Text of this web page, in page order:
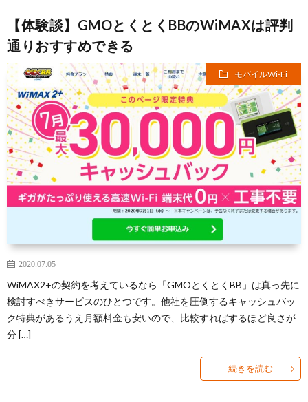
【体験談】GMOとくとくBBのWiMAXは評判
通りおすすめできる
モバイルWi-Fi
2020.07.05
WiMAX2+の契約を考えているなら「GMOとくとくBB」は真っ先に
検討すべきサービスのひとつです。他社を圧倒するキャッシュバッ
ク特典があるうえ月額料金も安いので、比較すればするほど良さが
分 […]
続きを読む